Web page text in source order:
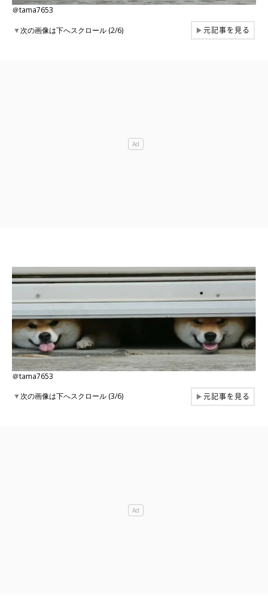
＠tama7653
▼次の画像は下へスクロール (2/6) ▶元記事を見る
＠tama7653
▼次の画像は下へスクロール (3/6) ▶元記事を見る